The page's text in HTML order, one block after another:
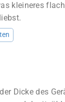
kleineres
Dicke des